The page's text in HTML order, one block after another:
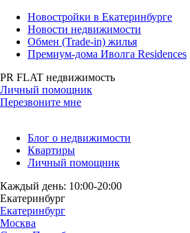
Новостройки в Екатеринбурге
Новости недвижимости
Обмен (Trade-in) жилья
Премиум-дома Иволга Residences
PR FLAT недвижимость
Личный помощник
Перезвоните мне
Блог о недвижимости
Квартиры
Личный помощник
Каждый день: 10:00-20:00
Екатеринбург
Екатеринбург
Москва